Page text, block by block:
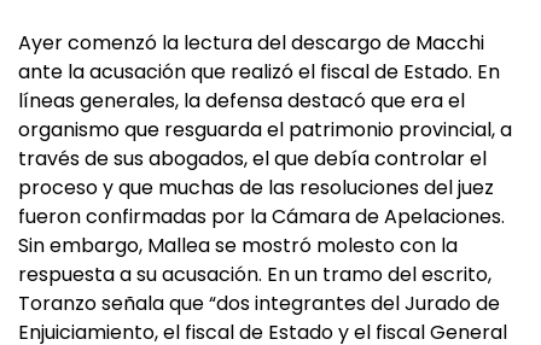
Ayer comenzó la lectura del descargo de Macchi
ante la acusación que realizó el fiscal de Estado. En
líneas generales, la defensa destacó que era el
organismo que resguarda el patrimonio provincial, a
través de sus abogados, el que debía controlar el
proceso y que muchas de las resoluciones del juez
fueron confirmadas por la Cámara de Apelaciones.
Sin embargo, Mallea se mostró molesto con la
respuesta a su acusación. En un tramo del escrito,
Toranzo señala que “dos integrantes del Jurado de
Enjuiciamiento, el fiscal de Estado y el fiscal General